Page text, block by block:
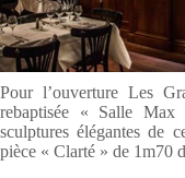
Pour l’ouverture Les
rebaptisée « Salle
sculptures élégantes de
pièce « Clarté » de 1m70